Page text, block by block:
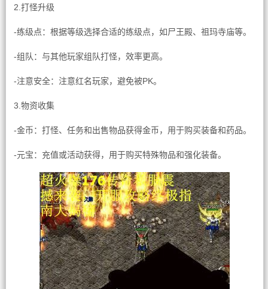
2.打怪升级
-练级点：根据等级选择合适的练级点，如尸王殿、祖玛寺庙等。
-组队：与其他玩家组队打怪，效率更高。
-注意安全：注意红名玩家，避免被PK。
3.物资收集
-金币：打怪、任务和出售物品获得金币，用于购买装备和药品。
-元宝：充值或活动获得，用于购买特殊物品和强化装备。